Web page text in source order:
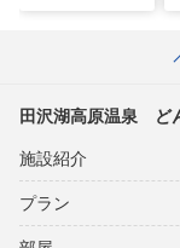
田沢湖高原温泉 ど
施設紹介
プラン